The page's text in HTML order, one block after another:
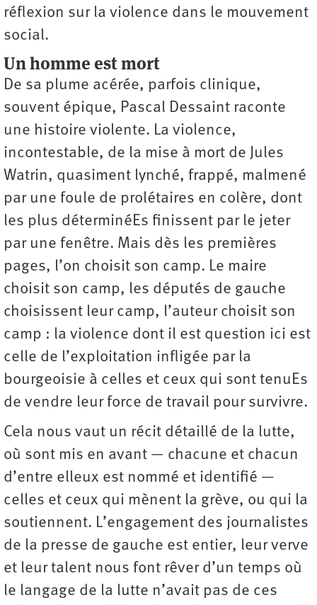
réflexion sur la violence dans le mouvement
social.
Un homme est mort
De sa plume acérée, parfois clinique,
souvent épique, Pascal Dessaint raconte
une histoire violente. La violence,
incontestable, de la mise à mort de Jules
Watrin, quasiment lynché, frappé, malmené
par une foule de prolétaires en colère, dont
les plus déterminéEs finissent par le jeter
par une fenêtre. Mais dès les premières
pages, l’on choisit son camp. Le maire
choisit son camp, les députés de gauche
choisissent leur camp, l’auteur choisit son
camp : la violence dont il est question ici est
celle de l’exploitation infligée par la
bourgeoisie à celles et ceux qui sont tenuEs
de vendre leur force de travail pour survivre.
Cela nous vaut un récit détaillé de la lutte,
où sont mis en avant — chacune et chacun
d’entre elleux est nommé et identifié —
celles et ceux qui mènent la grève, ou qui la
soutiennent. L’engagement des journalistes
de la presse de gauche est entier, leur verve
et leur talent nous font rêver d’un temps où
le langage de la lutte n’avait pas de ces